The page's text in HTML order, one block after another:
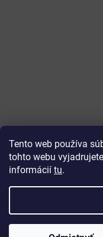
Tento web používa
tohto webu
informácií tu.
Copyright 2026